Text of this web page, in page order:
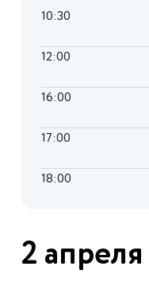
10:30
12:00
16:00
17:00
18:00
2 апреля